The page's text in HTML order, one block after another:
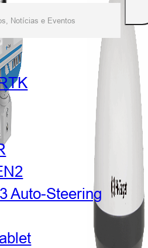
Auto-Steering